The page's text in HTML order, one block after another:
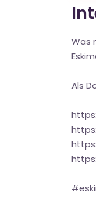
Was
Als